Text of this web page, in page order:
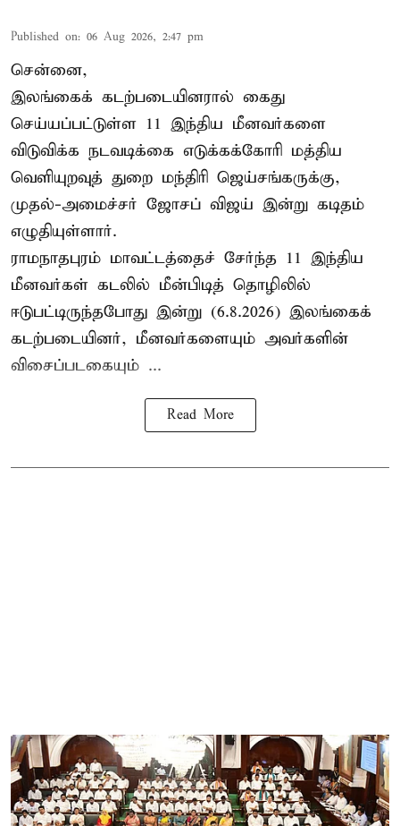
Published on: 06 Aug 2026, 2:47 pm
சென்னை,
இலங்கைக் கடற்படையினரால் கைது
செய்யப்பட்டுள்ள 11 இந்திய மீனவர்களை
விடுவிக்க நடவடிக்கை எடுக்கக்கோரி மத்திய
வெளியுறவுத் துறை மந்திரி ஜெய்சங்கருக்கு,
முதல்-அமைச்சர் ஜோசப் விஜய் இன்று கடிதம்
எழுதியுள்ளார்.
ராமநாதபுரம் மாவட்டத்தைச் சேர்ந்த 11 இந்திய
மீனவர்கள் கடலில் மீன்பிடித் தொழிலில்
ஈடுபட்டிருந்தபோது இன்று (6.8.2026) இலங்கைக்
கடற்படையினர், மீனவர்களையும் அவர்களின்
விசைப்படகையும் ...
Read More